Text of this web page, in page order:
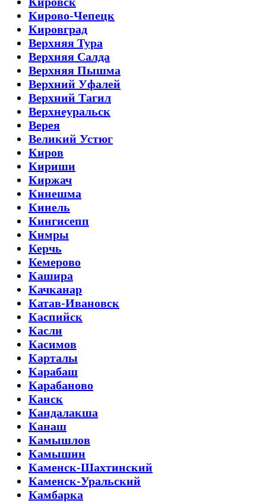
Кирово-Чепецк
Кировград
Верхняя Тура
Верхняя Салда
Верхняя Пышма
Верхний Уфалей
Верхний Тагил
Верхнеуральск
Верея
Великий Устюг
Киров
Кириши
Киржач
Кинешма
Кинель
Кингисепп
Кимры
Керчь
Кемерово
Кашира
Качканар
Катав-Ивановск
Каспийск
Касли
Касимов
Карталы
Карабаш
Карабаново
Канск
Кандалакша
Канаш
Камышлов
Камышин
Каменск-Шахтинский
Каменск-Уральский
Камбарка